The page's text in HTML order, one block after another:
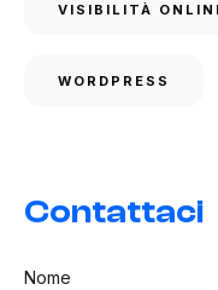
VISIBILITÀ
WORDPRESS
Contattaci
Nome